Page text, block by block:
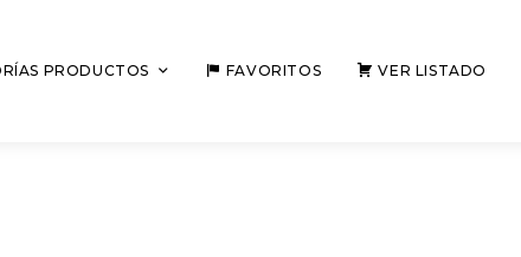
PRODUCTOS FAVORITOS VER LISTADO